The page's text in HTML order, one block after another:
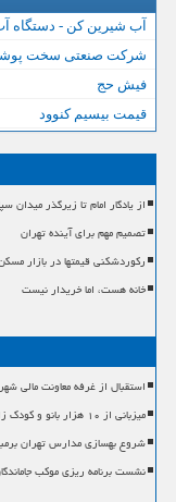
آب شیرین کن - دستگاه
شرکت صنعتی سخت
فیش حج
قیمت بیسیم کنوود
از یادگار امام تا زیرگذر
تصمیم مهم برای آینده تهران
رکوردشکنی قیمتها در بازار
خانه هست، اما خریدار نیست
استقبال از غرفه معاونت مالی
میزبانی از ۱۰ هزار بانو و کودک زائر کارنامه جامع خدمات قرارگاه زینبیه
شروع بهسازی مدارس تهران
نشست برنامه ریزی موکب